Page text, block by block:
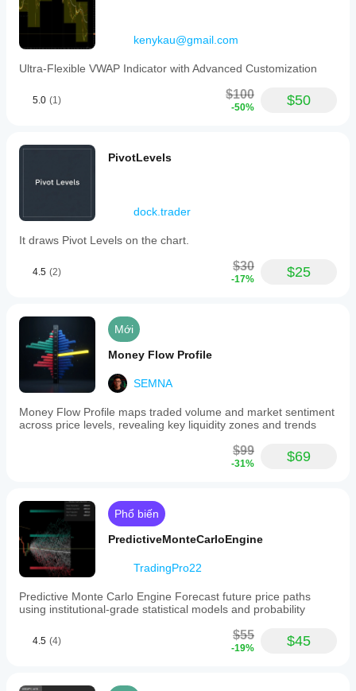
kenykau@gmail.com
Ultra-Flexible VWAP Indicator with Advanced Customization
5.0 (1) $100
-50% $50
PivotLevels
dock.trader
It draws Pivot Levels on the chart.
4.5 (2) $30
-17% $25
Mới
Money Flow Profile
SEMNA
Money Flow Profile maps traded volume and market sentiment
across price levels, revealing key liquidity zones and trends
$99
-31% $69
Phổ biến
PredictiveMonteCarloEngine
TradingPro22
Predictive Monte Carlo Engine Forecast future price paths
using institutional-grade statistical models and probability
4.5 (4) $55
-19% $45